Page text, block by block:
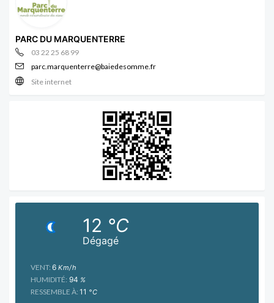
PARC DU MARQUENTERRE
03 22 25 68 99
parc.marquenterre@baiedesomme.fr
Site internet
Dégagé
12 °C
VENT: 6 Km/h
HUMIDITÉ: 94 %
RESSEMBLE À: 11 °C